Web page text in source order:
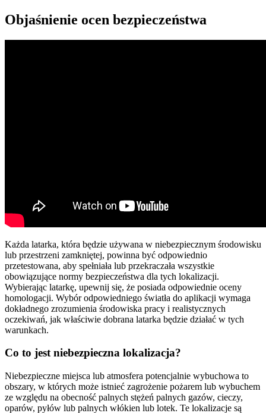
Objaśnienie ocen bezpieczeństwa
Każda latarka, która będzie używana w niebezpiecznym środowisku
lub przestrzeni zamkniętej, powinna być odpowiednio
przetestowana, aby spełniała lub przekraczała wszystkie
obowiązujące normy bezpieczeństwa dla tych lokalizacji.
Wybierając latarkę, upewnij się, że posiada odpowiednie oceny
homologacji. Wybór odpowiedniego światła do aplikacji wymaga
dokładnego zrozumienia środowiska pracy i realistycznych
oczekiwań, jak właściwie dobrana latarka będzie działać w tych
warunkach.
Co to jest niebezpieczna lokalizacja?
Niebezpieczne miejsca lub atmosfera potencjalnie wybuchowa to
obszary, w których może istnieć zagrożenie pożarem lub wybuchem
ze względu na obecność palnych stężeń palnych gazów, cieczy,
oparów, pyłów lub palnych włókien lub lotek. Te lokalizacje są